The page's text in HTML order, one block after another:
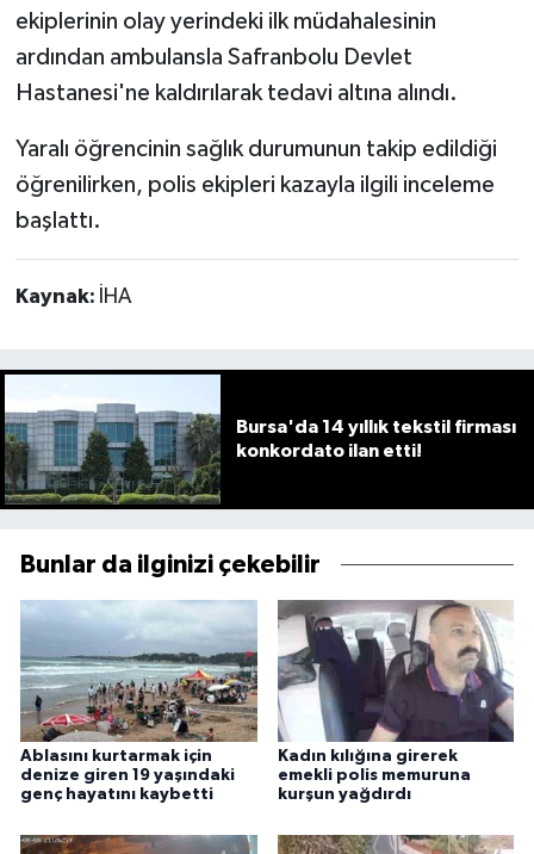
ekiplerinin olay yerindeki ilk müdahalesinin
ardından ambulansla Safranbolu Devlet
Hastanesi'ne kaldırılarak tedavi altına alındı.
Yaralı öğrencinin sağlık durumunun takip edildiği
öğrenilirken, polis ekipleri kazayla ilgili inceleme
başlattı.
Kaynak: İHA
Bursa'da 14 yıllık tekstil firması
konkordato ilan etti!
Bunlar da ilginizi çekebilir
Ablasını kurtarmak için
denize giren 19 yaşındaki
genç hayatını kaybetti
Kadın kılığına girerek
emekli polis memuruna
kurşun yağdırdı